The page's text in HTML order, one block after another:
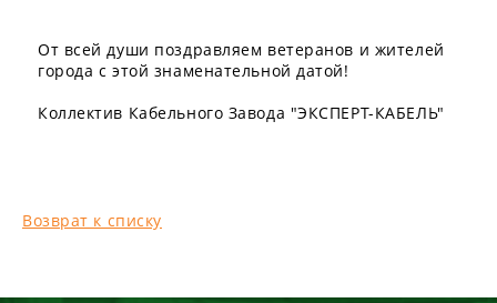
От всей души поздравляем ветеранов и жителей
города с этой знаменательной датой!
Коллектив Кабельного Завода "ЭКСПЕРТ-КАБЕЛЬ"
Возврат к списку